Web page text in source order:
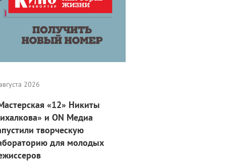
2026
«12» Никиты
и ON Медиа
творческую
для молодых